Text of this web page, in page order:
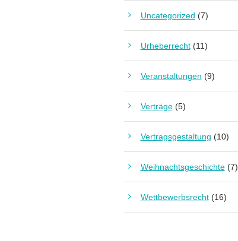
Uncategorized (7)
Urheberrecht(11)
Veranstaltungen (9)
Verträge(5)
Vertragsgestaltung (10)
Weihnachtsgeschichte(7)
Wettbewerbsrecht(16)